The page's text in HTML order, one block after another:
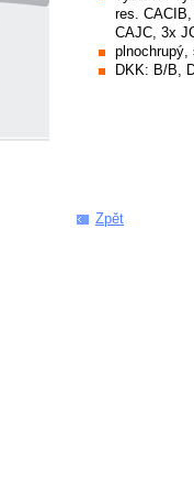
res.
CAJC, 3x
DKK: B/B,
Zpět